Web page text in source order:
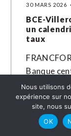
30 MARS 2026
BCE-
un
taux
Banque
prix de…
Nous utilisons
expérience sur
site, nous
OK